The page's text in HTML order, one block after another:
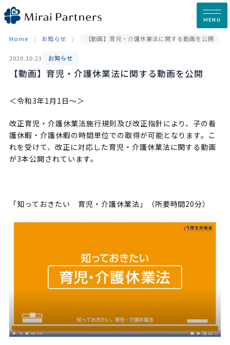
Skip
to
MENU
Home お知らせ 【動画】育児・介護休業法に関する動画を公開
2020.10.23 お知らせ
【動画】育児・介護休業法に関する動画を公開
＜令和3年1月1日～＞
改正育児・介護休業法施行規則及び改正指針により、子の看
護休暇・介護休暇の時間単位での取得が可能となります。こ
れを受けて、改正に対応した育児・介護休業法に関する動画
が3本公開されています。
「知っておきたい 育児・介護休業法」（所要時間20分）